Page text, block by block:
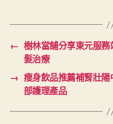
← 樹林當舖分享東元服
髮治療
→ 瘦身飲品推薦補腎壯
部護理產品